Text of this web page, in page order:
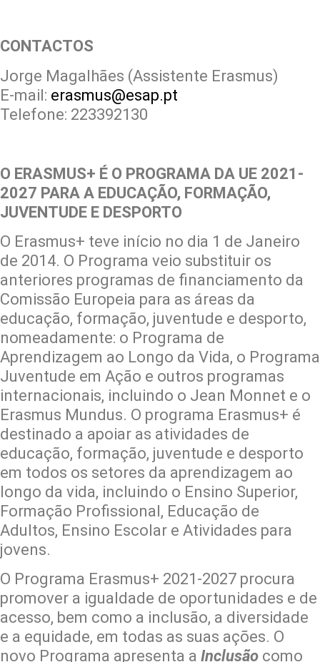
CONTACTOS
Jorge Magalhães (Assistente Erasmus)
E-mail: erasmus@esap.pt
Telefone: 223392130
O ERASMUS+ É O PROGRAMA DA UE 2021-
2027 PARA A EDUCAÇÃO, FORMAÇÃO,
JUVENTUDE E DESPORTO
O Erasmus+ teve início no dia 1 de Janeiro
de 2014. O Programa veio substituir os
anteriores programas de financiamento da
Comissão Europeia para as áreas da
educação, formação, juventude e desporto,
nomeadamente: o Programa de
Aprendizagem ao Longo da Vida, o Programa
Juventude em Ação e outros programas
internacionais, incluindo o Jean Monnet e o
Erasmus Mundus. O programa Erasmus+ é
destinado a apoiar as atividades de
educação, formação, juventude e desporto
em todos os setores da aprendizagem ao
longo da vida, incluindo o Ensino Superior,
Formação Profissional, Educação de
Adultos, Ensino Escolar e Atividades para
jovens.
O Programa Erasmus+ 2021-2027 procura
promover a igualdade de oportunidades e de
acesso, bem como a inclusão, a diversidade
e a equidade, em todas as suas ações. O
novo Programa apresenta a Inclusão como